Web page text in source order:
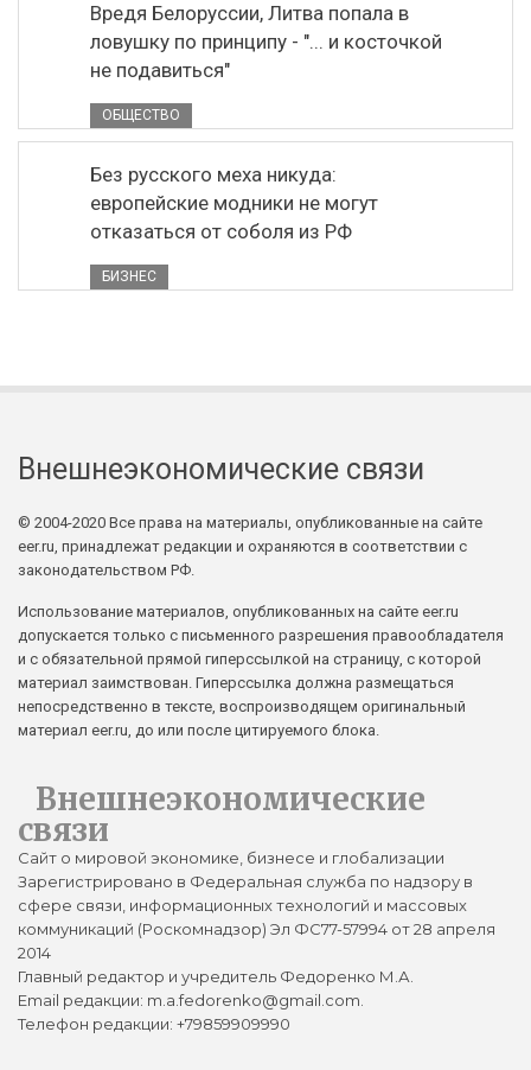
Вредя Белоруссии, Литва попала в
ловушку по принципу - "... и косточкой
не подавиться"
ОБЩЕСТВО
Без русского меха никуда:
европейские модники не могут
отказаться от соболя из РФ
БИЗНЕС
Внешнеэкономические связи
© 2004-2020 Все права на материалы, опубликованные на сайте
eer.ru, принадлежат редакции и охраняются в соответствии с
законодательством РФ.
Использование материалов, опубликованных на сайте eer.ru
допускается только с письменного разрешения правообладателя
и с обязательной прямой гиперссылкой на страницу, с которой
материал заимствован. Гиперссылка должна размещаться
непосредственно в тексте, воспроизводящем оригинальный
материал eer.ru, до или после цитируемого блока.
Внешнеэкономические
связи
Сайт о мировой экономике, бизнесе и глобализации
Зарегистрировано в Федеральная служба по надзору в
сфере связи, информационных технологий и массовых
коммуникаций (Роскомнадзор) Эл ФС77-57994 от 28 апреля
2014
Главный редактор и учредитель Федоренко М.А.
Email редакции: m.a.fedorenko@gmail.com.
Телефон редакции: +79859909990